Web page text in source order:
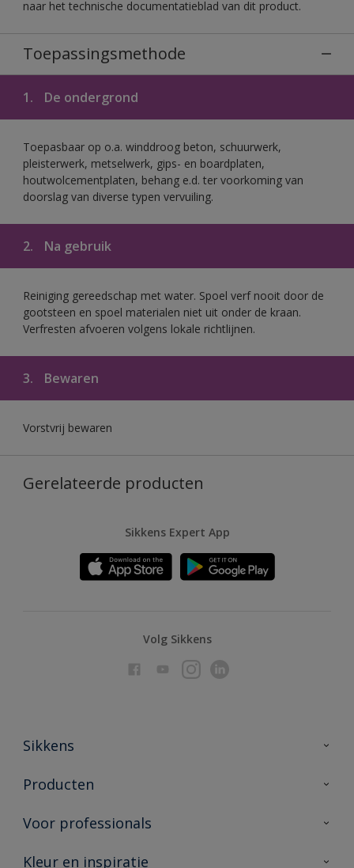
naar het technische documentatieblad van dit product.
Toepassingsmethode
1. De ondergrond
Toepasbaar op o.a. winddroog beton, schuurwerk,
pleisterwerk, metselwerk, gips- en boardplaten,
houtwolcementplaten, behang e.d. ter voorkoming van
doorslag van diverse typen vervuiling.
2. Na gebruik
Reiniging gereedschap met water. Spoel verf nooit door de
gootsteen en spoel materialen niet uit onder de kraan.
Verfresten afvoeren volgens lokale richtlijnen.
3. Bewaren
Vorstvrij bewaren
Gerelateerde producten
Sikkens Expert App
Volg Sikkens
Sikkens
Over Sikkens
Duurzaamheid
Producten
Producten voor binnen
Vind je verkooppunt
Voor professionals
Advies & service
Kleur en inspiratie